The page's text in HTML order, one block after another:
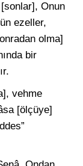
Onun
ezeller,
olma]
bir
vehme
[ölçüye]